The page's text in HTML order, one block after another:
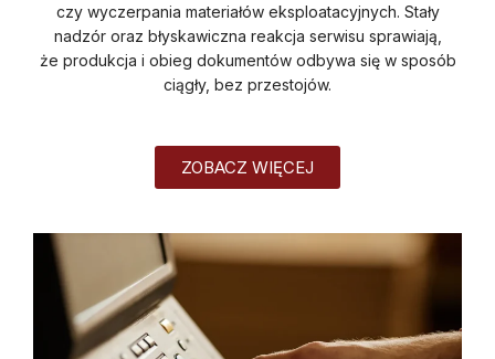
czy wyczerpania materiałów eksploatacyjnych. Stały
nadzór oraz błyskawiczna reakcja serwisu sprawiają,
że produkcja i obieg dokumentów odbywa się w sposób
ciągły, bez przestojów.
ZOBACZ WIĘCEJ